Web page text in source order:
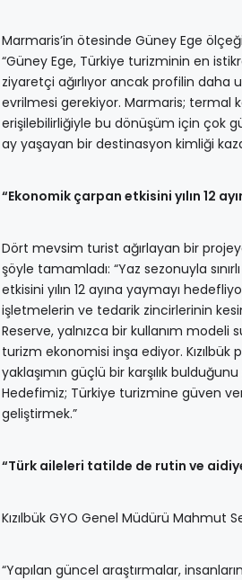
Marmaris’in ötesinde Güney Ege
“Güney Ege, Türkiye turizminin en
ziyaretçi ağırlıyor ancak profilin
evrilmesi gerekiyor. Marmaris; termal
erişilebilirliğiyle bu dönüşüm için çok
ay yaşayan bir destinasyon kimliği
“Ekonomik çarpan etkisini yılın 12
Dört mevsim turist ağırlayan bir
şöyle tamamladı: “Yaz sezonuyla
etkisini yılın 12 ayına yaymayı
işletmelerin ve tedarik zincirlerinin
Reserve, yalnızca bir kullanım
turizm ekonomisi inşa ediyor. Kızılbük
yaklaşımın güçlü bir karşılık
Hedefimiz; Türkiye turizmine güven
geliştirmek.”
“Türk aileleri tatilde de rutin ve
Kızılbük GYO Genel Müdürü
“Yapılan güncel araştırmalar,